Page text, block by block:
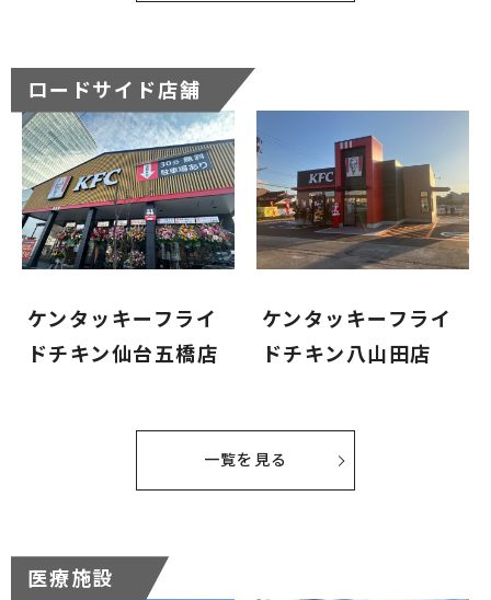
ロードサイド店舗
ケンタッキーフライ
ドチキン仙台五橋店
ケンタッキーフライ
ドチキン八山田店
一覧を見る
医療施設